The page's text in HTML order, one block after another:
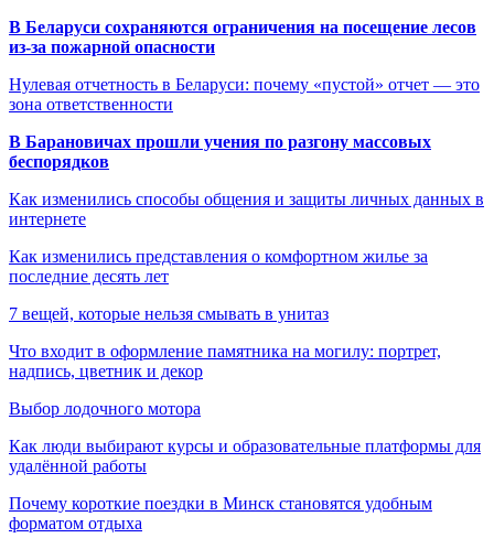
В Беларуси сохраняются ограничения на посещение лесов
из-за пожарной опасности
Нулевая отчетность в Беларуси: почему «пустой» отчет — это
зона ответственности
В Барановичах прошли учения по разгону массовых
беспорядков
Как изменились способы общения и защиты личных данных в
интернете
Как изменились представления о комфортном жилье за
последние десять лет
7 вещей, которые нельзя смывать в унитаз
Что входит в оформление памятника на могилу: портрет,
надпись, цветник и декор
Выбор лодочного мотора
Как люди выбирают курсы и образовательные платформы для
удалённой работы
Почему короткие поездки в Минск становятся удобным
форматом отдыха